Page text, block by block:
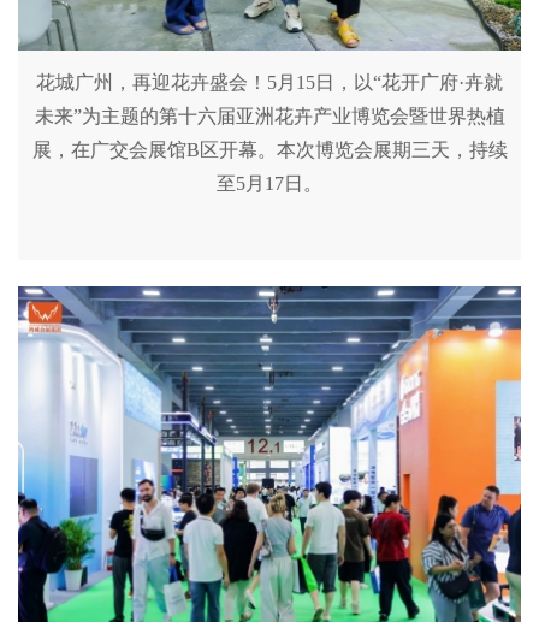
花城广州，再迎花卉盛会！5月15日，以“花开广府·卉就
未来”为主题的第十六届亚洲花卉产业博览会暨世界热植
展，在广交会展馆B区开幕。本次博览会展期三天，持续
至5月17日。